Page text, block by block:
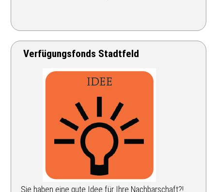
Verfügungsfonds Stadtfeld
Sie haben eine gute Idee für Ihre Nachbarschaft?!